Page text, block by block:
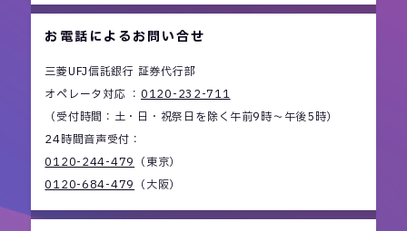
お電話によるお問い合せ
三菱UFJ信託銀行 証券代行部
オペレータ対応 ： 0120-232-711
（受付時間：土・日・祝祭日を除く午前9時～午後5時）
24時間音声受付：
0120-244-479 （東京）
0120-684-479 （大阪）